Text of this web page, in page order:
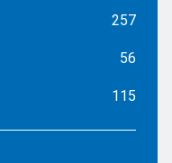
257
56
115